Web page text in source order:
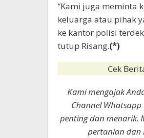
“Kami juga meminta
keluarga atau pihak
ke kantor polisi
tutup Risang.(*)
Cek
Kami mengajak
Channel
penting dan menarik.
pertanian dan